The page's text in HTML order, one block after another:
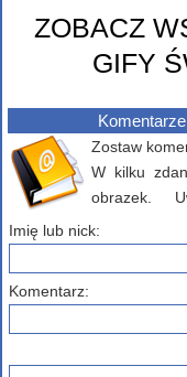
ZOBACZ
GIFY
Zostaw
W kilku
obrazek.
Imię lub nick:
Komentarz: